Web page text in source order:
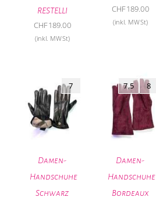
RESTELLI
CHF189.00
(inkl. MWSt)
CHF189.00
(inkl. MWSt)
Damen-
Handschuhe
Schwarz
7
Damen-
Handschuhe
Bordeaux
7,5 8